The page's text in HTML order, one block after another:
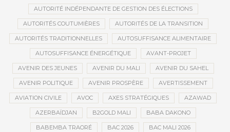
AUTORITÉ INDÉPENDANTE DE GESTION DES ÉLECTIONS
AUTORITÉS COUTUMIÈRES AUTORITÉS DE LA TRANSITION
AUTORITÉS TRADITIONNELLES AUTOSUFFISANCE ALIMENTAIRE
AUTOSUFFISANCE ÉNERGÉTIQUE AVANT-PROJET
AVENIR DES JEUNES AVENIR DU MALI AVENIR DU SAHEL
AVENIR POLITIQUE AVENIR PROSPÈRE AVERTISSEMENT
AVIATION CIVILE AVOC AXES STRATÉGIQUES AZAWAD
AZERBAÏDJAN B2GOLD MALI BABA DAKONO
BABEMBA TRAORÉ BAC 2026 BAC MALI 2026